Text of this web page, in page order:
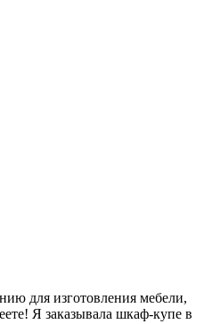
для изготовления мебели,
Я заказывала шкаф-купе в